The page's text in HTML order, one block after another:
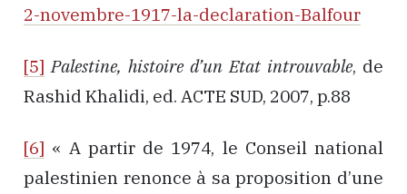
2-novembre-1917-la-declaration-Balfour
[5] Palestine, histoire d’un Etat introuvable, de
Rashid Khalidi, ed. ACTE SUD, 2007, p.88
[6] « A partir de 1974, le Conseil national
palestinien renonce à sa proposition d’une